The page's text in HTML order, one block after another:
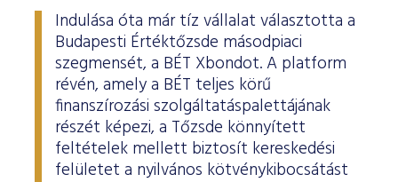
Indulása óta már tíz vállalat választotta a
Budapesti Értéktőzsde másodpiaci
szegmensét, a BÉT Xbondot. A platform
révén, amely a BÉT teljes körű
finanszírozási szolgáltatáspalettájának
részét képezi, a Tőzsde könnyített
feltételek mellett biztosít kereskedési
felületet a nyilvános kötvénykibocsátást